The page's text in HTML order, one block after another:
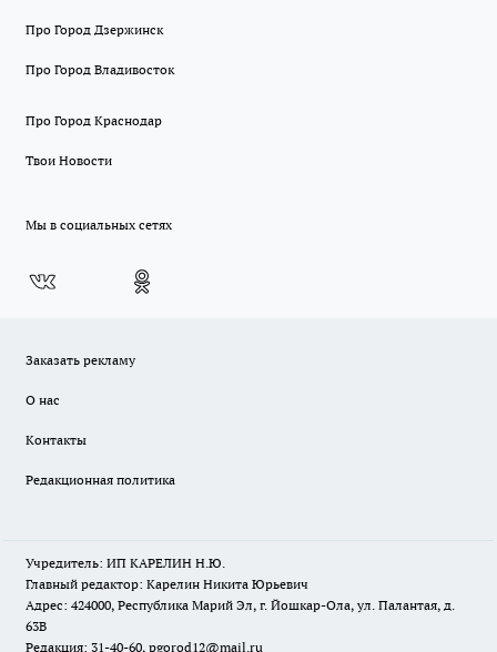
Про Город Дзержинск
Про Город Владивосток
Про Город Краснодар
Твои Новости
Мы в социальных сетях
Заказать рекламу
О нас
Контакты
Редакционная политика
Учредитель: ИП КАРЕЛИН Н.Ю.
Главный редактор: Карелин Никита Юрьевич
Адрес: 424000, Республика Марий Эл, г. Йошкар-Ола, ул. Палантая, д.
63В
Редакция: 31-40-60, pgorod12@mail.ru